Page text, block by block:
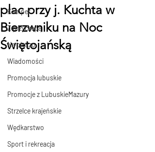
Kamper
Z przyczepą
Na pieszo
Wiadomości
Promocja lubuskie
Promocje z LubuskieMazury
Strzelce krajeńskie
Wędkarstwo
Sport i rekreacja
plac przy j. Kuchta w
Bierzwniku na Noc
Świętojańską